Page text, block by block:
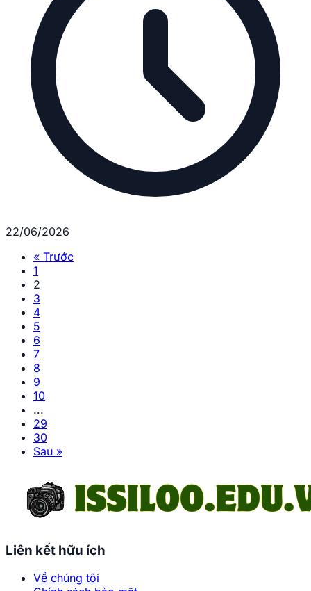
22/06/2026
« Trước
1
2
3
4
5
6
7
8
9
10
...
29
30
Sau »
Liên kết hữu ích
Về chúng tôi